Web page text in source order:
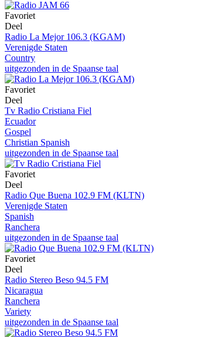
Favoriet
Deel
Radio La Mejor 106.3 (KGAM)
Verenigde Staten
Country
uitgezonden in de Spaanse taal
Favoriet
Deel
Tv Radio Cristiana Fiel
Ecuador
Gospel
Christian Spanish
uitgezonden in de Spaanse taal
Favoriet
Deel
Radio Que Buena 102.9 FM (KLTN)
Verenigde Staten
Spanish
Ranchera
uitgezonden in de Spaanse taal
Favoriet
Deel
Radio Stereo Beso 94.5 FM
Nicaragua
Ranchera
Variety
uitgezonden in de Spaanse taal